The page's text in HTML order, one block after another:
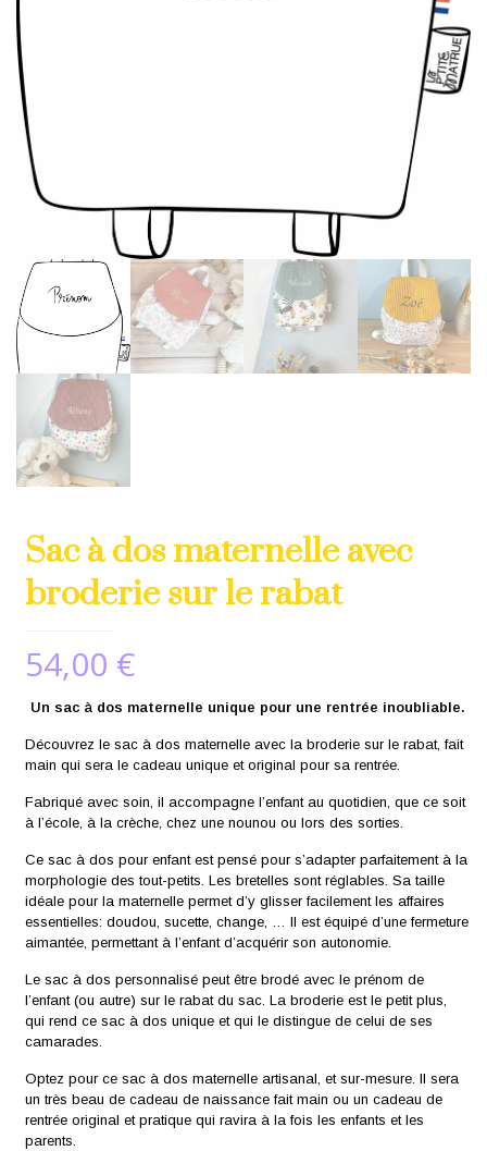
Sac à dos maternelle avec
broderie sur le rabat
54,00 €
Un sac à dos maternelle unique pour une rentrée inoubliable.
Découvrez le sac à dos maternelle avec la broderie sur le rabat, fait
main qui sera le cadeau unique et original pour sa rentrée.
Fabriqué avec soin, il accompagne l’enfant au quotidien, que ce soit
à l’école, à la crèche, chez une nounou ou lors des sorties.
Ce sac à dos pour enfant est pensé pour s’adapter parfaitement à la
morphologie des tout-petits. Les bretelles sont réglables. Sa taille
idéale pour la maternelle permet d’y glisser facilement les affaires
essentielles: doudou, sucette, change, … Il est équipé d’une fermeture
aimantée, permettant à l’enfant d’acquérir son autonomie.
Le sac à dos personnalisé peut être brodé avec le prénom de
l’enfant (ou autre) sur le rabat du sac. La broderie est le petit plus,
qui rend ce sac à dos unique et qui le distingue de celui de ses
camarades.
Optez pour ce sac à dos maternelle artisanal, et sur-mesure. Il sera
un très beau de cadeau de naissance fait main ou un cadeau de
rentrée original et pratique qui ravira à la fois les enfants et les
parents.